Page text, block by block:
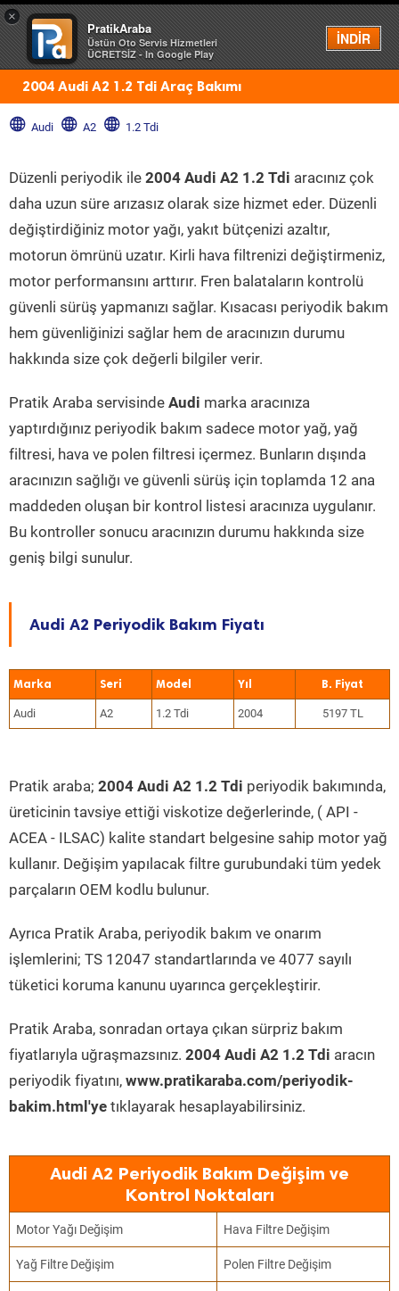
×
PratikAraba
Üstün Oto Servis Hizmetleri
ÜCRETSİZ - In Google Play
İNDİR
Menü
2004 Audi A2 1.2 Tdi Araç Bakımı
Audi A2 1.2 Tdi
Düzenli periyodik ile 2004 Audi A2 1.2 Tdi aracınız çok
daha uzun süre arızasız olarak size hizmet eder. Düzenli
değiştirdiğiniz motor yağı, yakıt bütçenizi azaltır,
motorun ömrünü uzatır. Kirli hava filtrenizi değiştirmeniz,
motor performansını arttırır. Fren balataların kontrolü
güvenli sürüş yapmanızı sağlar. Kısacası periyodik bakım
hem güvenliğinizi sağlar hem de aracınızın durumu
hakkında size çok değerli bilgiler verir.
Pratik Araba servisinde Audi marka aracınıza
yaptırdığınız periyodik bakım sadece motor yağ, yağ
filtresi, hava ve polen filtresi içermez. Bunların dışında
aracınızın sağlığı ve güvenli sürüş için toplamda 12 ana
maddeden oluşan bir kontrol listesi aracınıza uygulanır.
Bu kontroller sonucu aracınızın durumu hakkında size
geniş bilgi sunulur.
Audi A2 Periyodik Bakım Fiyatı
Marka Seri Model Yıl
Audi A2 1.2 Tdi 2004 5197 TL
Pratik araba; 2004 Audi A2 1.2 Tdi periyodik bakımında,
üreticinin tavsiye ettiği viskotize değerlerinde, ( API -
ACEA - ILSAC) kalite standart belgesine sahip motor yağ
kullanır. Değişim yapılacak filtre gurubundaki tüm yedek
parçaların OEM kodlu bulunur.
Ayrıca Pratik Araba, periyodik bakım ve onarım
işlemlerini; TS 12047 standartlarında ve 4077 sayılı
tüketici koruma kanunu uyarınca gerçekleştirir.
Pratik Araba, sonradan ortaya çıkan sürpriz bakım
fiyatlarıyla uğraşmazsınız. 2004 Audi A2 1.2 Tdi aracın
periyodik fiyatını, www.pratikaraba.com/periyodik-
bakim.html'ye tıklayarak hesaplayabilirsiniz.
Audi A2 Periyodik Bakım Değişim ve
Kontrol Noktaları
Motor Yağı Değişim Hava Filtre Değişim
Yağ Filtre Değişim Polen Filtre Değişim